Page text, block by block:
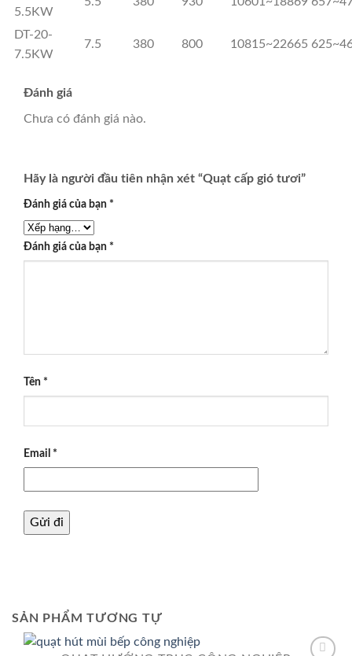
5.5KW
DT-20-
7.5KW
7.5 380 800 10815~22665
Đánh giá
Chưa có đánh giá nào.
Hãy là người đầu tiên nhận xét “Quạt cấp gió tươi”
Đánh giá của bạn *
Đánh giá của bạn *
Tên *
Email *
SẢN PHẨM TƯƠNG TỰ